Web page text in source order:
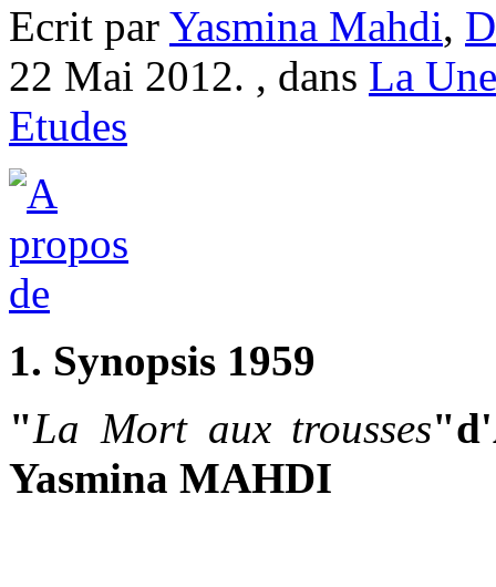
Ecrit par Yasmina Mahdi,
22 Mai 2012. , dans La
Etudes
1. Synopsis 1959
"La Mort aux trousses
Yasmina MAHDI